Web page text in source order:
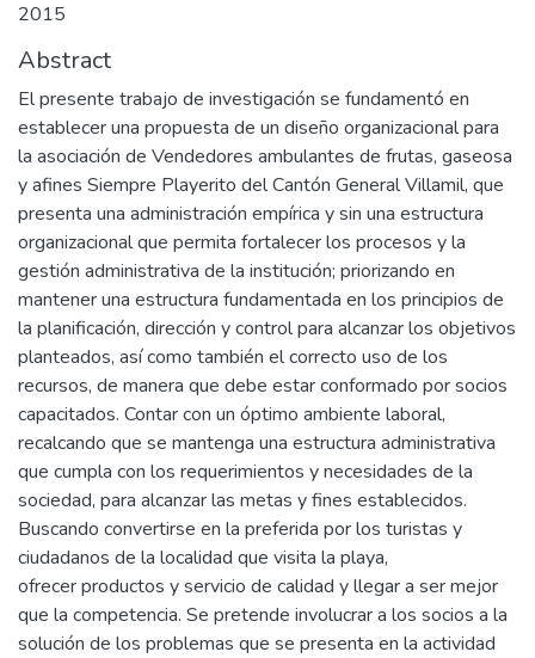
2015
Abstract
El presente trabajo de investigación se fundamentó en
establecer una propuesta de un diseño organizacional para
la asociación de Vendedores ambulantes de frutas, gaseosa
y afines Siempre Playerito del Cantón General Villamil, que
presenta una administración empírica y sin una estructura
organizacional que permita fortalecer los procesos y la
gestión administrativa de la institución; priorizando en
mantener una estructura fundamentada en los principios de
la planificación, dirección y control para alcanzar los objetivos
planteados, así como también el correcto uso de los
recursos, de manera que debe estar conformado por socios
capacitados. Contar con un óptimo ambiente laboral,
recalcando que se mantenga una estructura administrativa
que cumpla con los requerimientos y necesidades de la
sociedad, para alcanzar las metas y fines establecidos.
Buscando convertirse en la preferida por los turistas y
ciudadanos de la localidad que visita la playa,
ofrecer productos y servicio de calidad y llegar a ser mejor
que la competencia. Se pretende involucrar a los socios a la
solución de los problemas que se presenta en la actividad